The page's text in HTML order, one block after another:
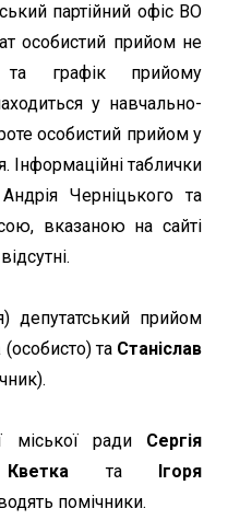
партійний офіс ВО
особистий прийом не
та графік прийому
у навчально-
особистий прийом у
Інформаційні таблички
Черніцького та
вказаною на сайті
депутатський прийом
(особисто) та Станіслав
міської ради Сергія
Кветката
Ігоря
помічники.